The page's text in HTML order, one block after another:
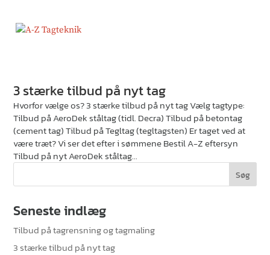
3 stærke tilbud på nyt tag
Hvorfor vælge os? 3 stærke tilbud på nyt tag Vælg tagtype:
Tilbud på AeroDek ståltag (tidl. Decra) Tilbud på betontag
(cement tag) Tilbud på Tegltag (tegltagsten) Er taget ved at
være træt? Vi ser det efter i sømmene Bestil A-Z eftersyn
Tilbud på nyt AeroDek ståltag...
Seneste indlæg
Tilbud på tagrensning og tagmaling
3 stærke tilbud på nyt tag